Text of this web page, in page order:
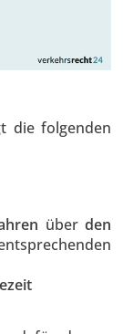
die folgenden
überden